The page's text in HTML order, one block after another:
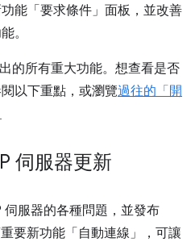
能「要求條件」面板，並改善
。
的所有重大功能。想查看是否
以下重點，或瀏覽過往的「開
伺服器更新
服器的各種問題，並發布
要新功能「自動連線」，可讓